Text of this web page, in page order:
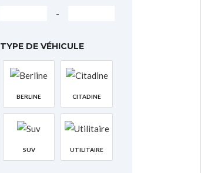
-
TYPE DE VÉHICULE
BERLINE CITADINE
SUV UTILITAIRE